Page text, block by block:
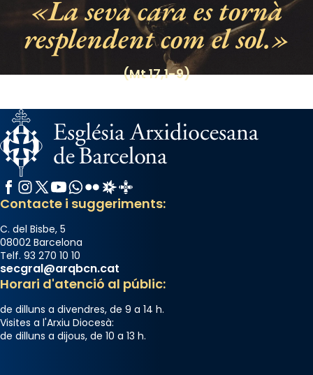
raïms de setembre te'n llepes els dits»,
segons una dita popular.
Photo
Share
La seva cara es tornà
resplendent com el sol.
(Mt 17,1-9)
Facebook
Instagram
X / Twitter
YouTube
WhatsApp
FlickrRadio Estel
Catalunya Cristiana
Contacte i suggeriments:
C. del Bisbe, 5
08002 Barcelona
Telf. 93 270 10 10
secgral@arqbcn.cat
Horari d'atenció al públic:
de dilluns a divendres, de 9 a 14 h.
Visites a l'Arxiu Diocesà:
de dilluns a dijous, de 10 a 13 h.